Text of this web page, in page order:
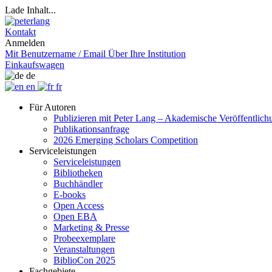
Lade Inhalt...
Kontakt
Anmelden
Mit Benutzername / Email Über Ihre Institution
Einkaufswagen
de
en
fr
Für Autoren
Publizieren mit Peter Lang – Akademische
Publikationsanfrage
2026 Emerging Scholars Competition
Serviceleistungen
Serviceleistungen
Bibliotheken
Buchhändler
E-books
Open Access
Open EBA
Marketing & Presse
Probeexemplare
Veranstaltungen
BiblioCon 2025